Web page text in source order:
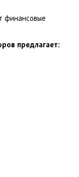
финансовые
предлагает: